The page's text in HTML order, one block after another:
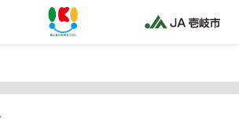
offset on false in /home/jaiki2021/ja-iki.jp/public_html/wp-
on line425